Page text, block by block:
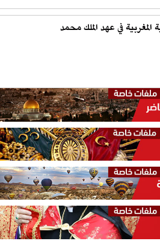
المغربية في عهد الملك محمد